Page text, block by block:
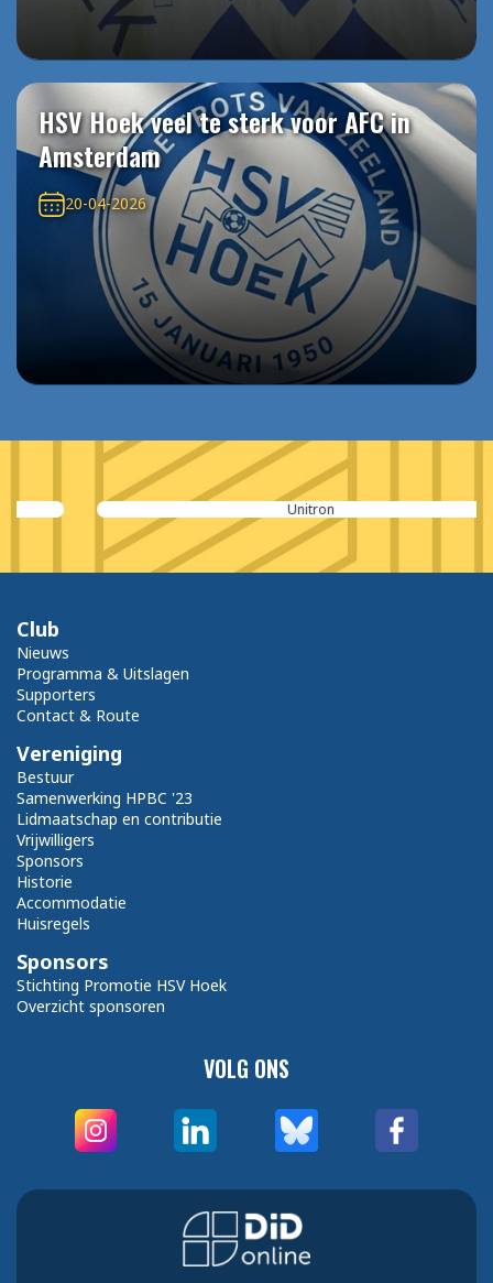
HSV Hoek veel te sterk voor AFC in
Amsterdam
20-04-2026
VOLG ONS
Club
Nieuws
Programma & Uitslagen
Supporters
Contact & Route
Vereniging
Bestuur
Samenwerking HPBC '23
Lidmaatschap en contributie
Vrijwilligers
Sponsors
Historie
Accommodatie
Huisregels
Sponsors
Stichting Promotie HSV Hoek
Overzicht sponsoren